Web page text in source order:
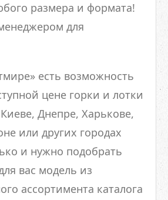
размера и формата!
для
есть возможность
цене горки и лотки
Днепре, Харькове,
или других городах
и нужно подобрать
вас модель из
ассортимента каталога